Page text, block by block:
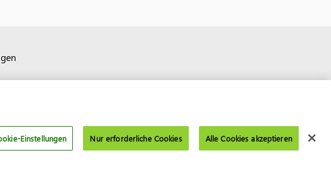
Einstellungen Nur erforderliche Cookies Alle Cookies akzeptieren